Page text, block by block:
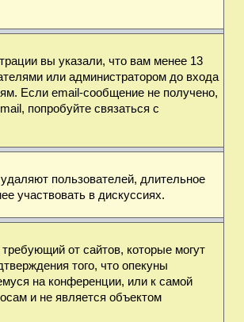
вы указали, что вам менее 13
или администратором до входа
Если email-сообщение не получено,
попробуйте связаться с
пользователей, длительное
участвовать в дискуссиях.
от сайтов, которые могут
того, что опекуны
на конференции, или к самой
и не является объектом